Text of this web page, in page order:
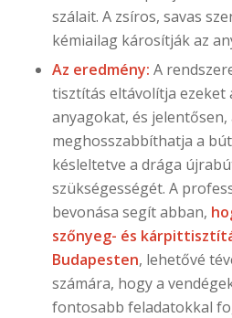
szálait. A zsíros, savas
kémiailag károsítják az
Az eredmény: A
tisztítás eltávolítja ezeket
anyagokat, és jelentősen,
meghosszabbíthatja a
késleltetve a drága
szükségességét. A
bevonása segít abban,
szőnyeg- és
Budapesten, lehetővé
számára, hogy a
fontosabb feladatokkal